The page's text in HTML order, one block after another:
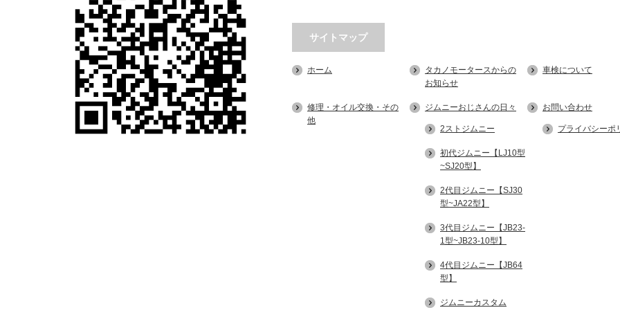
サイトマップ
ホーム
タカノモータースからの
お知らせ
車検について
修理・オイル交換・その
他
ジムニーおじさんの日々
2ストジムニー
初代ジムニー【LJ10型
~SJ20型】
2代目ジムニー【SJ30
型~JA22型】
3代目ジムニー【JB23-
1型~JB23-10型】
4代目ジムニー【JB64
型】
ジムニーカスタム
お問い合わせ
プライバシーポ